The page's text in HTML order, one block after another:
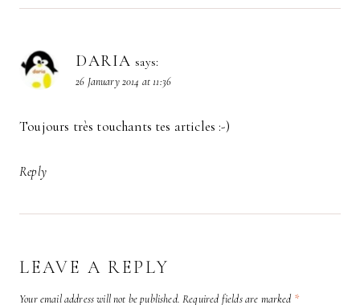
DARIA says:
26 January 2014 at 11:36
Toujours très touchants tes articles :-)
Reply
LEAVE A REPLY
Your email address will not be published. Required fields are marked *